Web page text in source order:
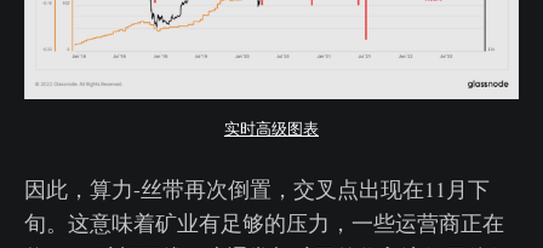
实时高级图表
因此，算力-丝带再次倒置，交叉点出现在11月下
旬。这意味着矿业有足够的压力，一些运营商正在